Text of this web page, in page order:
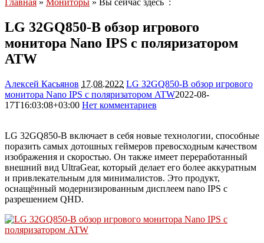
Главная » Мониторы » Вы сейчас здесь :
LG 32GQ850-B обзор игрового
монитора Nano IPS с поляризатором
ATW
Алексей Касьянов 17.08.2022 LG 32GQ850-B обзор игрового
монитора Nano IPS с поляризатором ATW2022-08-
17T16:03:08+03:00 Нет комментариев
LG 32GQ850-B включает в себя новые технологии, способные
поразить самых дотошных геймеров превосходным качеством
изображения и скоростью. Он также имеет переработанный
внешний вид UltraGear, который делает его более аккуратным
и привлекательным для минималистов. Это продукт,
оснащённый модернизированным дисплеем nano IPS с
разрешением QHD.